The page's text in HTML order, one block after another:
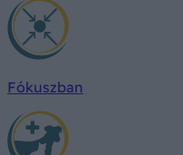
Fókuszban